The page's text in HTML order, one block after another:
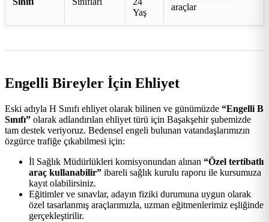
Yaş
araçlar
Engelli Bireyler İçin Ehliyet
Eski adıyla H Sınıfı ehliyet olarak bilinen ve günümüzde “Engelli B
Sınıfı” olarak adlandırılan ehliyet türü için Başakşehir şubemizde
tam destek veriyoruz. Bedensel engeli bulunan vatandaşlarımızın
özgürce trafiğe çıkabilmesi için:
İl Sağlık Müdürlükleri komisyonundan alınan “Özel tertibatlı
araç kullanabilir” ibareli sağlık kurulu raporu ile kursumuza
kayıt olabilirsiniz.
Eğitimler ve sınavlar, adayın fiziki durumuna uygun olarak
özel tasarlanmış araçlarımızla, uzman eğitmenlerimiz eşliğinde
gerçekleştirilir.